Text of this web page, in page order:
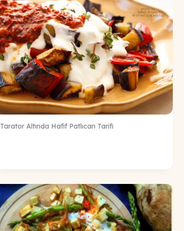
Tarator Altında Hafif Patlıcan Tarifi